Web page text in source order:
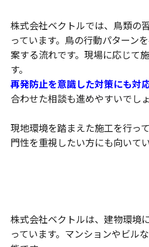
株式会社ベクトルでは、鳥類の
っています。鳥の行動パターン
案する流れです。現場に応じて
す。
再発防止を意識した対策にも対
合わせた相談も進めやすいでしょ
現地環境を踏まえた施工を行っ
門性を重視したい方にも向いてい
株式会社ベクトルは、建物環境
っています。マンションやビル